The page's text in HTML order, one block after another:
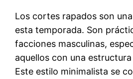
Los cortes rapados son
esta temporada. Son
facciones masculinas,
aquellos con una
Este estilo minimalista se